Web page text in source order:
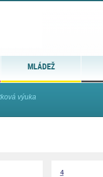
MLÁDEŽ
výuka
4